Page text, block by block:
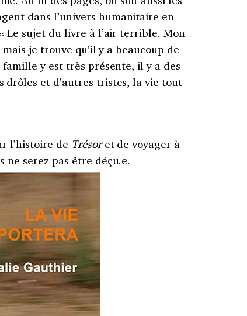
dans l’univers humanitaire en
Le sujet du livre à l’air terrible. Mon
je trouve qu’il y a beaucoup de
y est très présente, il y a des
drôles et d’autres tristes, la vie tout
l’histoire de Trésoret de voyager à
ne serez pas être déçu.e.